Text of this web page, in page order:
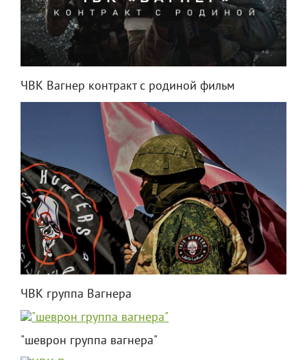
ЧВК Вагнер контракт с родиной фильм
ЧВК группа Вагнера
"шеврон группа вагнера"